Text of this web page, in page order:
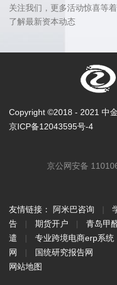
关注我们，更多活动惊喜等
了解最新资本动态
Copyright ©2018 - 2021 中
京ICP备12043595号-4
京公网安备
友情链接： 阿米巴咨询 |
告
| 期货开户 | 青岛甲
遣
| 专业跨境电商erp系统
网
|
国统研究报告网
网站地图